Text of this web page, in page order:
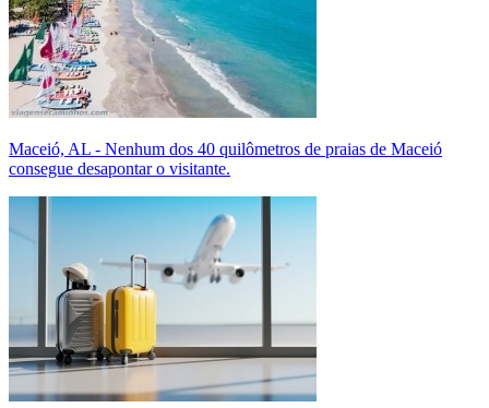
Maceió, AL - Nenhum dos 40 quilômetros de praias de Maceió
consegue desapontar o visitante.